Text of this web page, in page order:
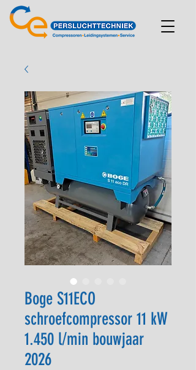
Boge S11ECO
schroefcompressor 11 kW
1.450 l/min bouwjaar
2026